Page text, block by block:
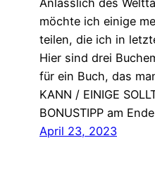
möchte ich einige
teilen, die ich in
Hier sind drei
für ein Buch, das
KANN / EINIGE
BONUSTIPP am
April 23, 2023